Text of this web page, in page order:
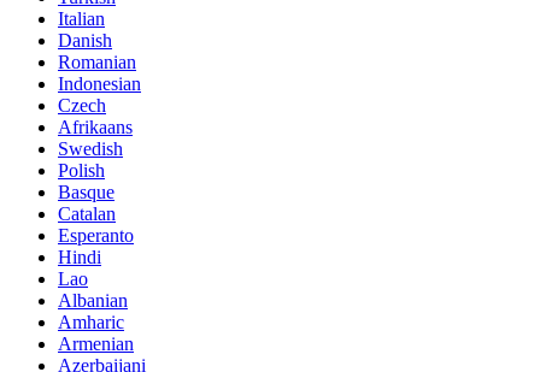
Italian
Danish
Romanian
Indonesian
Czech
Afrikaans
Swedish
Polish
Basque
Catalan
Esperanto
Hindi
Lao
Albanian
Amharic
Armenian
Azerbaijani